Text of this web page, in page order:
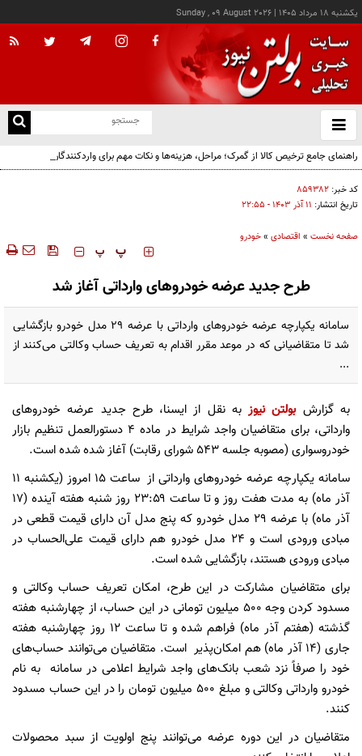
يکشنبه ۱۸ مرداد ۱۴۰۵ |
Sunday , 09 August 2026
باز
و
راهنمای جامع ترخیص کالا از گمرک؛ مراحل، هزینه‌ها و نکات مهم برای واردکنندگان
کد خبر: ۸۵۹۳۸۲
تاریخ انتشار: ۱۱ آذر ۱۴۰۳ - ۲۲:۵۵
صفحه نخست » اقتصادی »خودرو
‍‍‍ پ پ
طرح جدید عرضه خودروهای وارداتی آغاز شد
سامانه یکپارچه عرضه‌ خودروهای وارداتی با عرضه ٢٩ مدل خودرو بازگشایی
شد تا متقاضیانی که در موعد مقرر اقدام به تعریف حساب وکالتی می‌کنند از
...
به گزارشبولتن نیوزبه نقل از ایسنا، طرح جدید عرضه خودروهای
وارداتی، برای متقاضیان واجد شرایط در ماده ۴ دستورالعمل تنظیم بازار
خودروسواری (مصوبه جلسه ۵۴۳ شورای رقابت) آغاز شده شده است.
سامانه یکپارچه عرضه خودروهای وارداتی از ساعت ۱۵ امروز (یکشنبه ١١
آذر ماه) به مدت هفت روز و تا ساعت ۲۳:۵۹ روز شنبه هفته آینده (١٧
آذر ماه) با عرضه ٢٩ مدل خودرو که پنج مدل آن دارای قیمت قطعی در
مبادی ورودی است و ٢۴ مدل خودرو هم دارای قیمت علی‌الحساب در
مبادی ورودی هستند، بازگشایی شده است.
برای متقاضیان مشارکت در این طرح، امکان تعریف حساب وکالتی و
مسدود کردن وجه ۵٠٠ میلیون تومانی در این حساب، از چهارشنبه هفته
گذشته (هفتم آذر ماه) فراهم شده و تا ساعت ۱۲ روز چهارشنبه هفته
جاری (١۴ آذر ماه) هم امکان‌پذیر است. متقاضیان می‌توانند حساب‌های
خود را صرفاً نزد شعب بانک‌های واجد شرایط اعلامی در سامانه به نام
خودرو وارداتی وکالتی و مبلغ ۵٠٠ میلیون تومان را در این حساب مسدود
کنند.
متقاضیان در این دوره عرضه می‌توانند پنج اولویت از سبد محصولات